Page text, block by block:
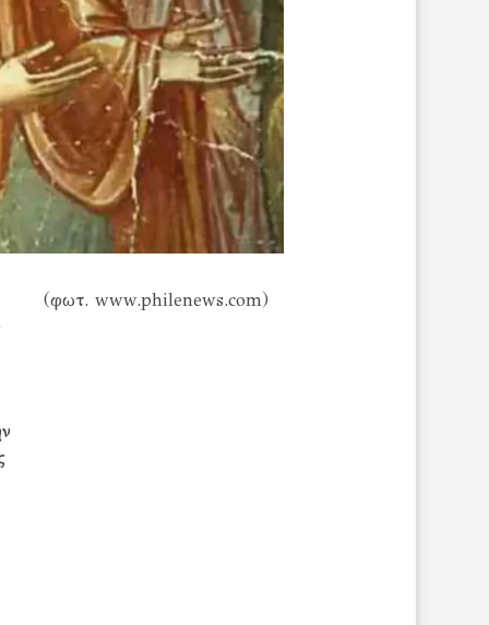
(φωτ. www.philenews.com)